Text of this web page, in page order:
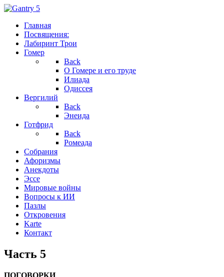
Главная
Посвящения:
Лабиринт Трои
Гомер
Back
О Гомере и его труде
Илиада
Одиссея
Вергилий
Back
Энеида
Готфрид
Back
Ромеада
Собрания
Афоризмы
Анекдоты
Эссе
Мировые войны
Вопросы к ИИ
Пазлы
Откровения
Karte
Контакт
Часть 5
ПОГОВОРКИ